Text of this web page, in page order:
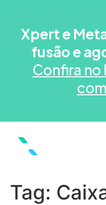
Xpert e
fusão e
Confira no
Tag: